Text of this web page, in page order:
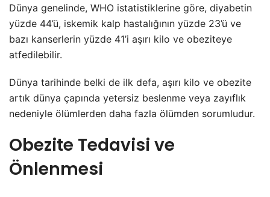
Dünya genelinde, WHO istatistiklerine göre, diyabetin
yüzde 44’ü, iskemik kalp hastalığının yüzde 23’ü ve
bazı kanserlerin yüzde 41’i aşırı kilo ve obeziteye
atfedilebilir.
Dünya tarihinde belki de ilk defa, aşırı kilo ve obezite
artık dünya çapında yetersiz beslenme veya zayıflık
nedeniyle ölümlerden daha fazla ölümden sorumludur.
Obezite Tedavisi ve
Önlenmesi